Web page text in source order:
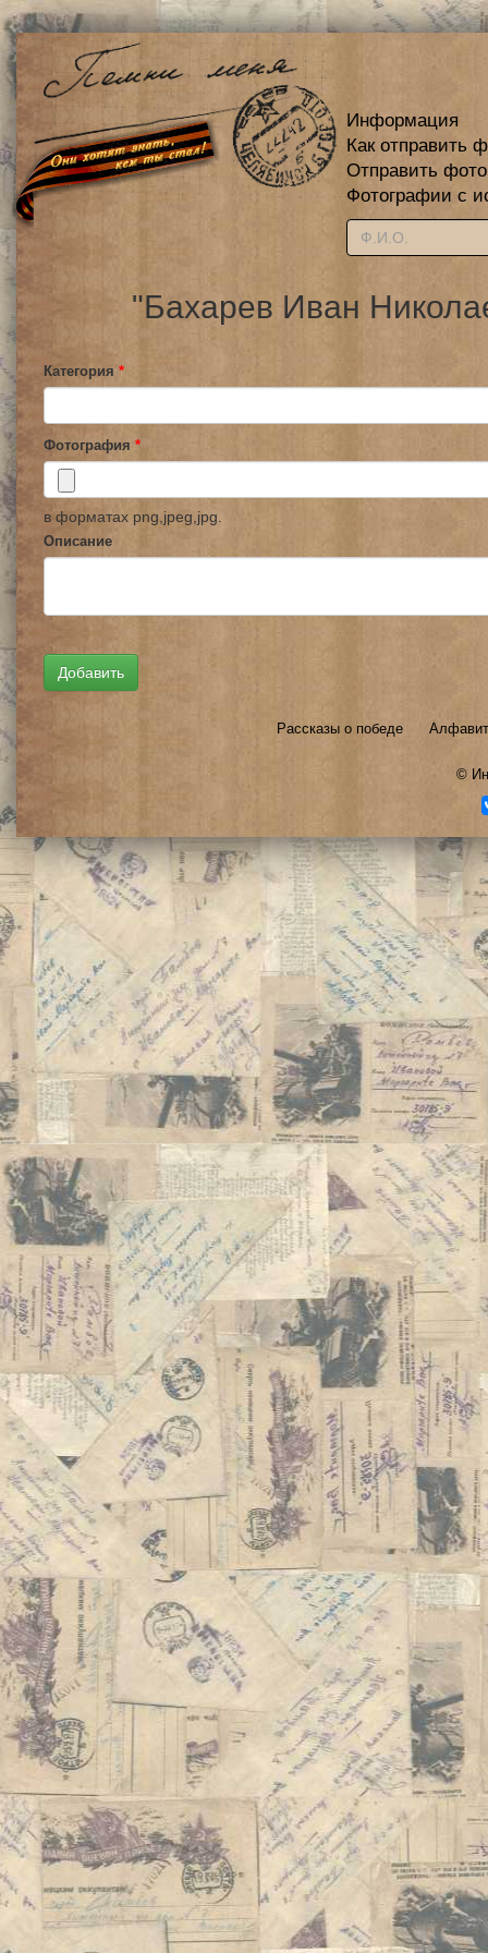
Информация
Как отправить
Отправить
Фотографии с
"Бахарев Иван
Категория *
Фотография *
в форматах png,jpeg,jpg.
Описание
Рассказы о победе
©